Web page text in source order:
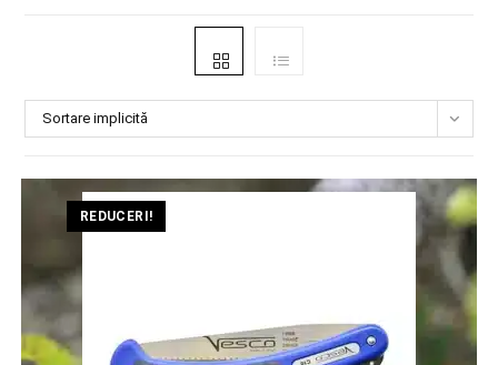
Sortare implicită
REDUCERI!